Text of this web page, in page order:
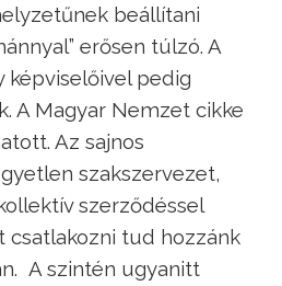
beállítani
erősen túlzó. A
képviselőivel pedig
A Magyar Nemzet cikke
Az sajnos
szakszervezet,
szerződéssel
csatlakozni tud hozzánk
A szintén ugyanitt